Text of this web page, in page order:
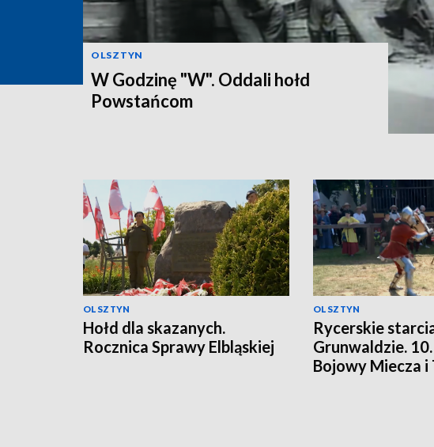
OLSZTYN
W Godzinę "W". Oddali hołd
Powstańcom
OLSZTYN
Hołd dla skazanych.
Rocznica Sprawy Elbląskiej
OLSZTYN
Rycerskie
Grunwaldzie.
Bojowy Miecza i